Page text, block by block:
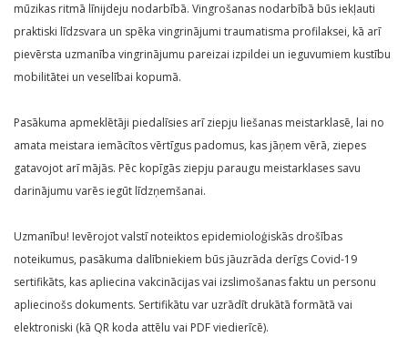
mūzikas ritmā līnijdeju nodarbībā. Vingrošanas nodarbībā būs iekļauti
praktiski līdzsvara un spēka vingrinājumi traumatisma profilaksei, kā arī
pievērsta uzmanība vingrinājumu pareizai izpildei un ieguvumiem kustību
mobilitātei un veselībai kopumā.
Pasākuma apmeklētāji piedalīsies arī ziepju liešanas meistarklasē, lai no
amata meistara iemācītos vērtīgus padomus, kas jāņem vērā, ziepes
gatavojot arī mājās. Pēc kopīgās ziepju paraugu meistarklases savu
darinājumu varēs iegūt līdzņemšanai.
Uzmanību! Ievērojot valstī noteiktos epidemioloģiskās drošības
noteikumus, pasākuma dalībniekiem būs jāuzrāda derīgs Covid-19
sertifikāts, kas apliecina vakcinācijas vai izslimošanas faktu un personu
apliecinošs dokuments. Sertifikātu var uzrādīt drukātā formātā vai
elektroniski (kā QR koda attēlu vai PDF viedierīcē).